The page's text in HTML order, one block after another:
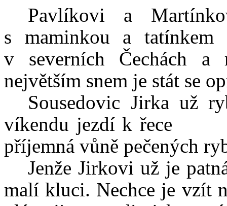
Pavlíkovi a
s maminkou a tatínkem
v severních Čechách
největším snem je stát se
Sousedovic Jirka už
víkendu jezdí k řece
příjemná vůně pečených
Jenže Jirkovi už je
malí kluci. Nechce je vzít